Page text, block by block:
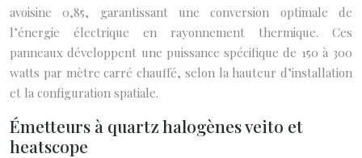
avoisine 0,85, garantissant une conversion optimale de
l’énergie électrique en rayonnement thermique. Ces
panneaux développent une puissance spécifique de 150 à 300
watts par mètre carré chauffé, selon la hauteur d’installation
et la configuration spatiale.
Émetteurs à quartz halogènes veito et
heatscope